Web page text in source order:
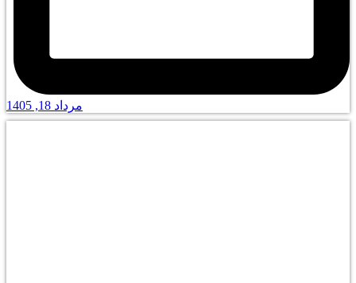
مرداد 18, 1405